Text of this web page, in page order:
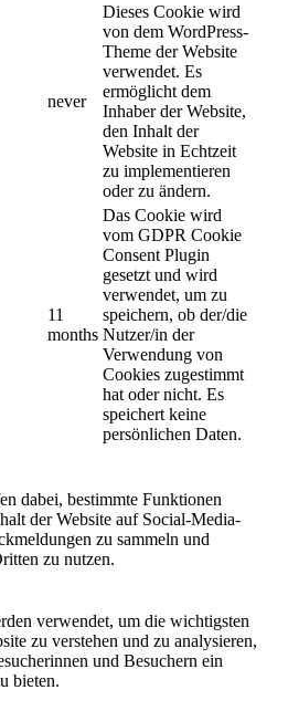
never
Dieses Cookie wird
von dem WordPress-
Theme der Website
verwendet. Es
ermöglicht dem
Inhaber der Website,
den Inhalt der
Website in Echtzeit
zu implementieren
oder zu ändern.
11
months
Das Cookie wird
vom GDPR Cookie
Consent Plugin
gesetzt und wird
verwendet, um zu
speichern, ob der/die
Nutzer/in der
Verwendung von
Cookies zugestimmt
hat oder nicht. Es
speichert keine
persönlichen Daten.
dabei, bestimmte Funktionen
der Website auf Social-Media-
zu sammeln und
zu nutzen.
verwendet, um die wichtigsten
zu verstehen und zu analysieren,
und Besuchern ein
bieten.